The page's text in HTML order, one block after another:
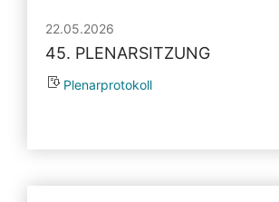
22.05.2026
45. PLENARSITZUNG
Plenarprotokoll